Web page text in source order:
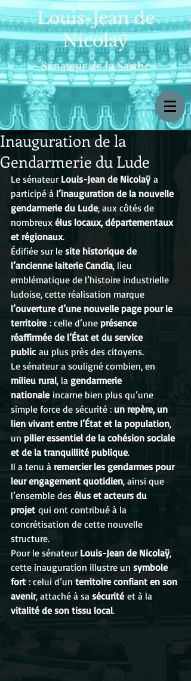
Louis-Jean de
Nicolaÿ
- Sénateur de la Sarthe -
Inauguration de la
Gendarmerie du Lude
Le sénateur Louis-Jean de Nicolaÿ a
participé à l’inauguration de la nouvelle
gendarmerie du Lude, aux côtés de
nombreux élus locaux, départementaux
et régionaux.
Édifiée sur le site historique de
l’ancienne laiterie Candia, lieu
emblématique de l’histoire industrielle
ludoise, cette réalisation marque
l’ouverture d’une nouvelle page pour le
territoire : celle d’une présence
réaffirmée de l’État et du service
public au plus près des citoyens.
Le sénateur a souligné combien, en
milieu rural, la gendarmerie
nationale incarne bien plus qu’une
simple force de sécurité : un repère, un
lien vivant entre l’État et la population,
un pilier essentiel de la cohésion sociale
et de la tranquillité publique.
Il a tenu à remercier les gendarmes pour
leur engagement quotidien, ainsi que
l’ensemble des élus et acteurs du
projet qui ont contribué à la
concrétisation de cette nouvelle
structure.
Pour le sénateur Louis-Jean de Nicolaÿ,
cette inauguration illustre un symbole
fort : celui d’un territoire confiant en son
avenir, attaché à sa sécurité et à la
vitalité de son tissu local.